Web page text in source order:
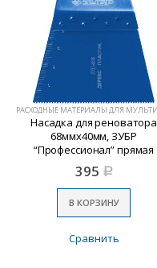
Насадка для реноватора
68ммх40мм, ЗУБР
“Профессионал” прямая
пильная
395 Р
В КОРЗИНУ
Сравнить